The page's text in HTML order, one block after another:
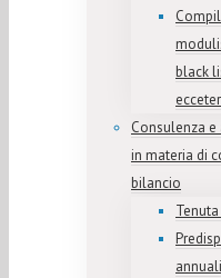
black
Consulenza e
in materia di
bilancio
annuali